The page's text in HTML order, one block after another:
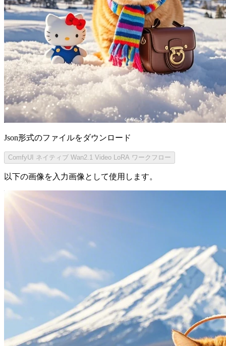
Json形式のファイルをダウンロード
ComfyUI ネイティブ Wan2.1 Video LoRA ワークフロー
以下の画像を入力画像として使用します。